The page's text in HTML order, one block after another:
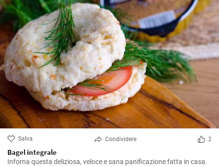
Salva Condividere 2
Bagel integrale
Inforna questa deliziosa, veloce e sana panificazione fatta in casa.